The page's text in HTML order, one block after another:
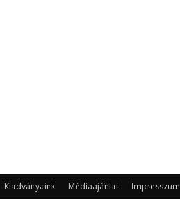
Kiadványaink Médiaajánlat Impresszum